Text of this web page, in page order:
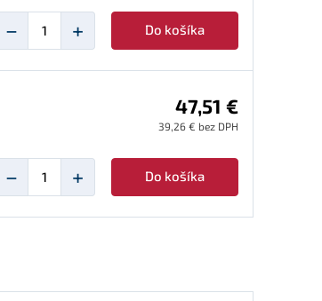
− + Do košíka
47,51 €
39,26 € bez DPH
− + Do košíka